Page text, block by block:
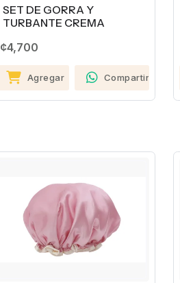
SET DE GORRA Y
TURBANTE CREMA
¢4,700
Agregar Compartir